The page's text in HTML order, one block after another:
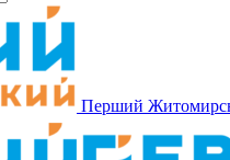
Перший